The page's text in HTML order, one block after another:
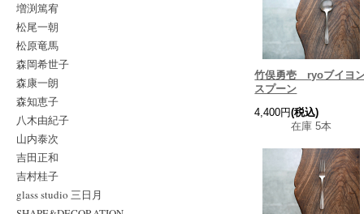
増渕篤宥
松尾一朝
松原竜馬
森岡希世子
森康一朗
森知恵子
八木由紀子
山内泰次
吉田正和
吉村桂子
glass studio 三日月
竹俣勇壱 ryoブイヨ
スプーン
4,400円(税込)
在庫 5本